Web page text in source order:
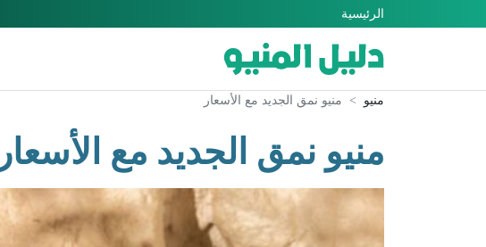
الرئيسية
منيو منيو نمق الجديد مع الأسعار
منيو نمق الجديد مع الأسعار